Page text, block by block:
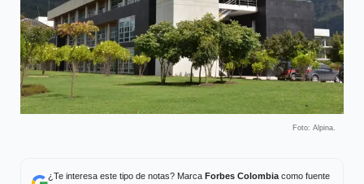
Foto: Alpina.
¿Te interesa este tipo de notas? Marca Forbes Colombiacomo fuente